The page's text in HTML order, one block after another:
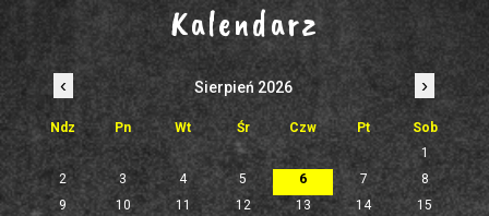
Kalendarz
‹ Sierpień 2026 ›
Ndz Pn Wt Śr Czw Pt
Sob
1
2
3 4 5 6 7
8
9
10 11 12 13 14
15